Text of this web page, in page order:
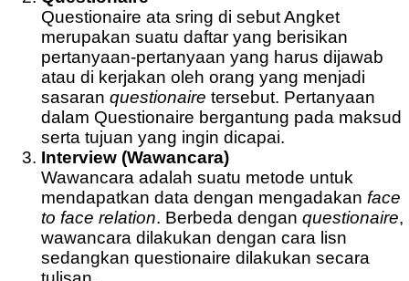
Questionaire ata sring di sebut Angket
merupakan suatu daftar yang berisikan
pertanyaan-pertanyaan yang harus dijawab
atau di kerjakan oleh orang yang menjadi
sasaran questionaire tersebut. Pertanyaan
dalam Questionaire bergantung pada maksud
serta tujuan yang ingin dicapai.
Interview (Wawancara)
Wawancara adalah suatu metode untuk
mendapatkan data dengan mengadakan face
to face relation. Berbeda dengan questionaire,
wawancara dilakukan dengan cara lisn
sedangkan questionaire dilakukan secara